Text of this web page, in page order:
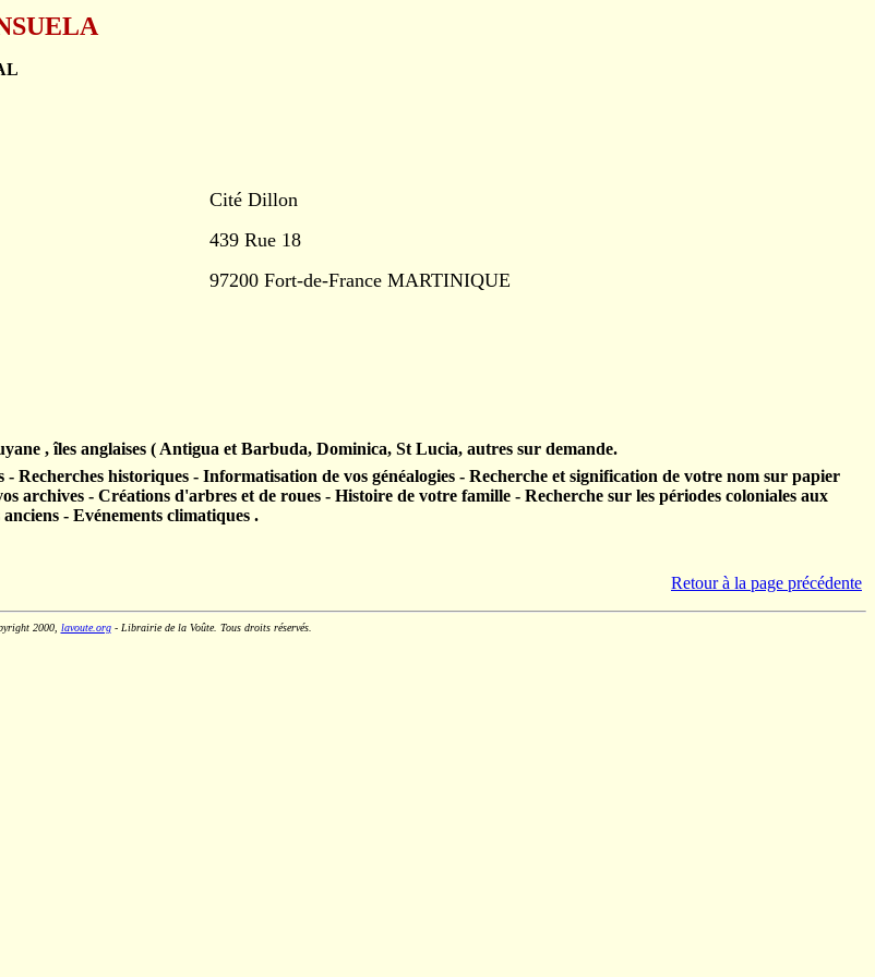
Cité Dillon
439 Rue 18
97200 Fort-de-France MARTINIQUE
, îles anglaises ( Antigua et Barbuda, Dominica, St Lucia, autres sur demande.
- Recherches historiques - Informatisation de vos généalogies - Recherche et signification de votre nom sur papier
archives - Créations d'arbres et de roues - Histoire de votre famille - Recherche sur les périodes coloniales aux
- Evénements climatiques .
Retour à la page précédente
2000, lavoute.org- Librairie de la Voûte. Tous droits réservés.